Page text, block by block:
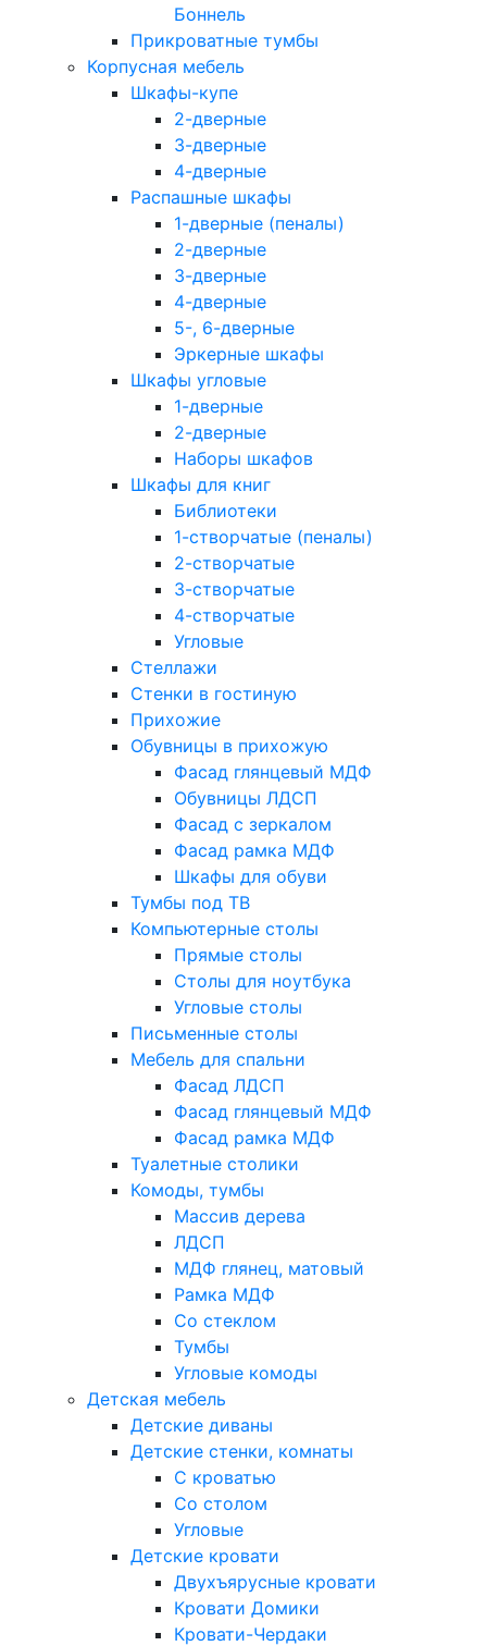
Боннель
Прикроватные тумбы
Корпусная мебель
Шкафы-купе
2-дверные
3-дверные
4-дверные
Распашные шкафы
1-дверные (пеналы)
2-дверные
3-дверные
4-дверные
5-, 6-дверные
Эркерные шкафы
Шкафы угловые
1-дверные
2-дверные
Наборы шкафов
Шкафы для книг
Библиотеки
1-створчатые (пеналы)
2-створчатые
3-створчатые
4-створчатые
Угловые
Стеллажи
Стенки в гостиную
Прихожие
Обувницы в прихожую
Фасад глянцевый МДФ
Обувницы ЛДСП
Фасад с зеркалом
Фасад рамка МДФ
Шкафы для обуви
Тумбы под ТВ
Компьютерные столы
Прямые столы
Столы для ноутбука
Угловые столы
Письменные столы
Мебель для спальни
Фасад ЛДСП
Фасад глянцевый МДФ
Фасад рамка МДФ
Туалетные столики
Комоды, тумбы
Массив дерева
ЛДСП
МДФ глянец, матовый
Рамка МДФ
Со стеклом
Тумбы
Угловые комоды
Детская мебель
Детские диваны
Детские стенки, комнаты
С кроватью
Со столом
Угловые
Детские кровати
Двухъярусные кровати
Кровати Домики
Кровати-Чердаки